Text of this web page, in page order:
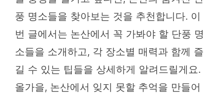
풍 명소들을 찾아보는 것을 추천합니다. 이
번 글에서는 논산에서 꼭 가봐야 할 단풍 명
소들을 소개하고, 각 장소별 매력과 함께 즐
길 수 있는 팁들을 상세하게 알려드릴게요.
올가을, 논산에서 잊지 못할 추억을 만들어